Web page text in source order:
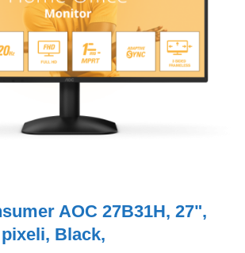
AOC 27B31H, 27",
Black,